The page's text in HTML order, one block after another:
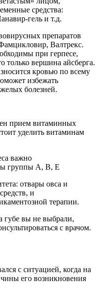
средства:
гель и т.д.
препаратов
Валтрекс.
при герпесе,
только вершина айсберга.
кровью по всему
избежать
болезней.
прием витаминных
уделить витаминам
важно
группы А, В, Е
отвары овса и
и
терапии.
губе вы не выбрали,
с врачом.
с ситуацией, когда на
его возникновения